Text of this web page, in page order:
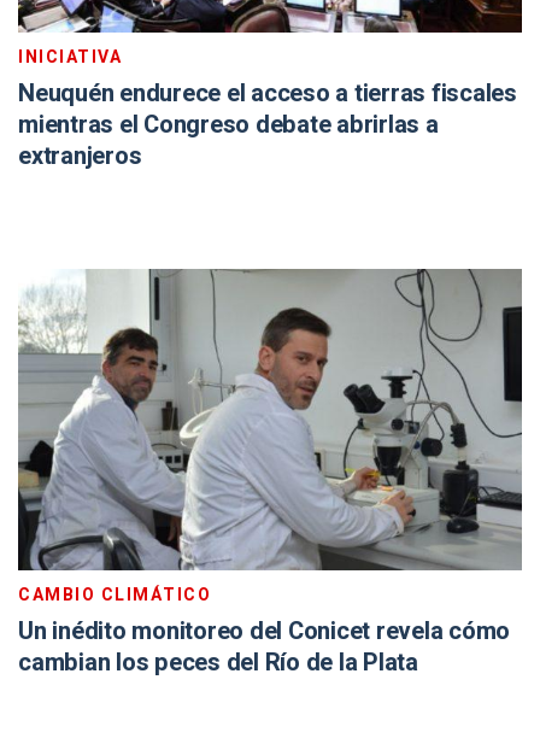
INICIATIVA
Neuquén endurece el acceso a tierras fiscales
mientras el Congreso debate abrirlas a
extranjeros
CAMBIO CLIMÁTICO
Un inédito monitoreo del Conicet revela cómo
cambian los peces del Río de la Plata